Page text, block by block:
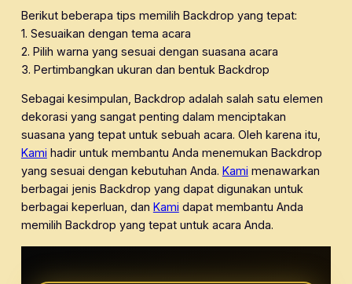
Berikut beberapa tips memilih Backdrop yang tepat:
1. Sesuaikan dengan tema acara
2. Pilih warna yang sesuai dengan suasana acara
3. Pertimbangkan ukuran dan bentuk Backdrop
Sebagai kesimpulan, Backdrop adalah salah satu elemen
dekorasi yang sangat penting dalam menciptakan
suasana yang tepat untuk sebuah acara. Oleh karena itu,
Kami hadir untuk membantu Anda menemukan Backdrop
yang sesuai dengan kebutuhan Anda. Kami menawarkan
berbagai jenis Backdrop yang dapat digunakan untuk
berbagai keperluan, dan Kami dapat membantu Anda
memilih Backdrop yang tepat untuk acara Anda.